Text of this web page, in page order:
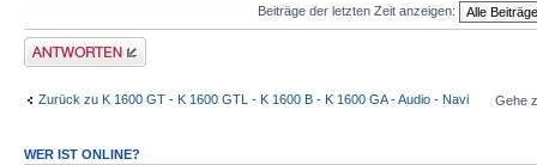
Beiträge der letzten Zeit anzeigen:
Antwort schreiben
Zurück zu K 1600 GT - K 1600 GTL - K 1600 B - K 1600 GA - Audio - Navi Gehe
WER IST ONLINE?